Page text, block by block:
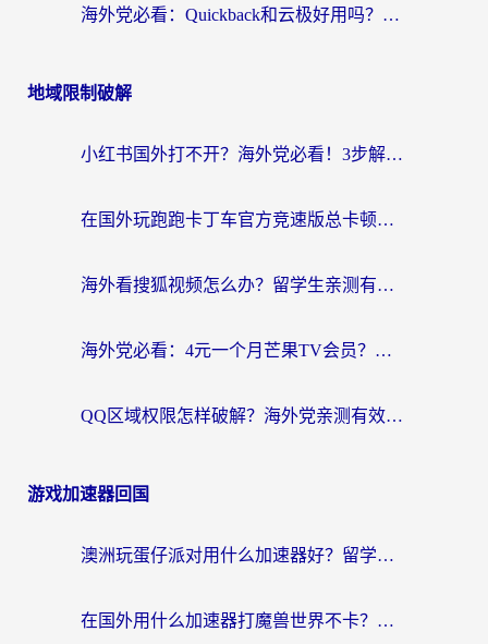
海外党必看：Quickback和云极好用吗？3招教你选对回国加速器（附PC端VPN实测对比）
地域限制破解
小红书国外打不开？海外党必看！3步解决国内影音、生活服务全畅通
在国外玩跑跑卡丁车官方竞速版总卡顿？这篇攻略帮你解决地区限制+低延迟难题
海外看搜狐视频怎么办？留学生亲测有效的回国加速器选择指南
海外党必看：4元一个月芒果TV会员？选对回国加速器就能实现！
QQ区域权限怎样破解？海外党亲测有效的回国加速方案（附看剧看电影神器推荐）
游戏加速器回国
澳洲玩蛋仔派对用什么加速器好？留学生亲测有效的国服游戏加速指南
在国外用什么加速器打魔兽世界不卡？海外党国服游戏流畅指南